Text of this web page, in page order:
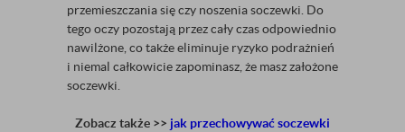
przemieszczania się czy noszenia soczewki. Do
tego oczy pozostają przez cały czas odpowiednio
nawilżone, co także eliminuje ryzyko podrażnień
i niemal całkowicie zapominasz, że masz założone
soczewki.
Zobacz także >> jak przechowywać soczewki